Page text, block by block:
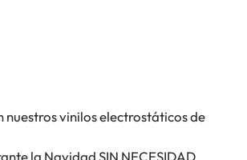
nuestros vinilos electrostáticos de
la Navidad SIN NECESIDAD